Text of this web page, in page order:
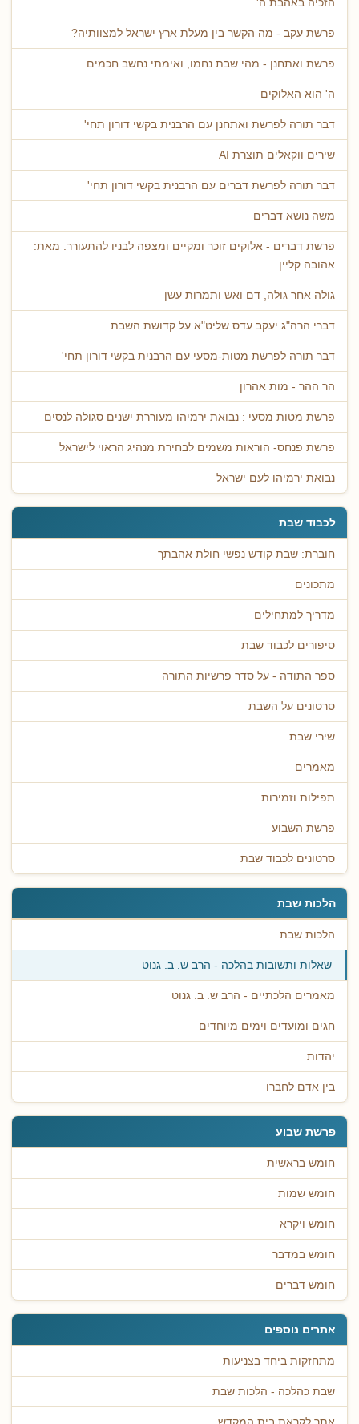
הזכיה באהבת ה'
פרשת עקב - מה הקשר בין מעלת ארץ ישראל למצוותיה?
פרשת ואתחנן - מהי שבת נחמו, ואימתי נחשב חכמים
ה' הוא האלוקים
דבר תורה לפרשת ואתחנן עם הרבנית בקשי דורון תחי'
שירים ווקאלים תוצרת AI
דבר תורה לפרשת דברים עם הרבנית בקשי דורון תחי'
משה נושא דברים
פרשת דברים - אלוקים זוכר ומקיים ומצפה לבניו להתעורר. מאת:
אהובה קליין
גולה אחר גולה, דם ואש ותמרות עשן
דברי הרה"ג יעקב עדס שליט"א על קדושת השבת
דבר תורה לפרשת מטות-מסעי עם הרבנית בקשי דורון תחי'
הר ההר - מות אהרון
פרשת מטות מסעי : נבואת ירמיהו מעוררת ישנים סגולה לנסים
פרשת פנחס- הוראות משמים לבחירת מנהיג הראוי לישראל
נבואת ירמיהו לעם ישראל
לכבוד שבת
חוברת: שבת קודש נפשי חולת אהבתך
מתכונים
מדריך למתחילים
סיפורים לכבוד שבת
ספר התודה - על סדר פרשיות התורה
סרטונים על השבת
שירי שבת
מאמרים
תפילות וזמירות
פרשת השבוע
סרטונים לכבוד שבת
הלכות שבת
הלכות שבת
שאלות ותשובות בהלכה - הרב ש. ב. גנוט
מאמרים הלכתיים - הרב ש. ב. גנוט
חגים ומועדים וימים מיוחדים
יהדות
בין אדם לחברו
פרשת שבוע
חומש בראשית
חומש שמות
חומש ויקרא
חומש במדבר
חומש דברים
אתרים נוספים
מתחזקות ביחד בצניעות
שבת כהלכה - הלכות שבת